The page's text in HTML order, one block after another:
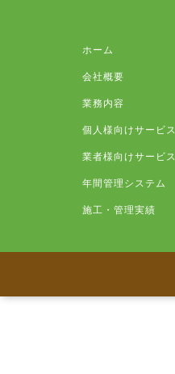
ホーム
会社概要
業務内容
個人様向けサービス
業者様向けサービス
年間管理システム
施工・管理実績